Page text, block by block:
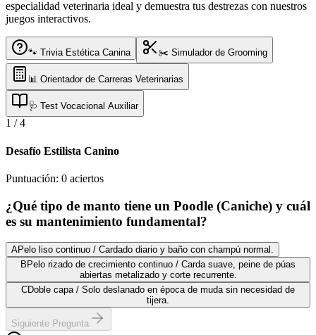
especialidad veterinaria ideal y demuestra tus destrezas con nuestros
juegos interactivos.
🐾 Trivia Estética Canina ✂️ Simulador de Grooming
📊 Orientador de Carreras Veterinarias
🩺 Test Vocacional Auxiliar
1 /4
Desafío Estilista Canino
Puntuación: 0 aciertos
¿Qué tipo de manto tiene un Poodle (Caniche) y cuál
es su mantenimiento fundamental?
APelo liso continuo / Cardado diario y baño con champú normal.
B Pelo rizado de crecimiento continuo / Carda suave, peine de púas
abiertas metalizado y corte recurrente.
CDoble capa / Solo deslanado en época de muda sin necesidad de
tijera.
Siguiente Pregunta